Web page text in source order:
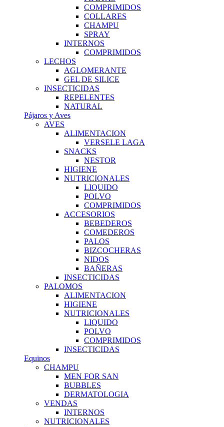
COMPRIMIDOS
COLLARES
CHAMPU
SPRAY
INTERNOS
COMPRIMIDOS
LECHOS
AGLOMERANTE
GEL DE SILICE
INSECTICIDAS
REPELENTES
NATURAL
Pájaros y Aves
AVES
ALIMENTACION
VERSELE LAGA
SNACKS
NESTOR
HIGIENE
NUTRICIONALES
LIQUIDO
POLVO
COMPRIMIDOS
ACCESORIOS
BEBEDEROS
COMEDEROS
PALOS
BIZCOCHERAS
NIDOS
BAÑERAS
INSECTICIDAS
PALOMOS
ALIMENTACION
HIGIENE
NUTRICIONALES
LIQUIDO
POLVO
COMPRIMIDOS
INSECTICIDAS
Equinos
CHAMPU
MEN FOR SAN
BUBBLES
DERMATOLOGIA
VENDAS
INTERNOS
NUTRICIONALES